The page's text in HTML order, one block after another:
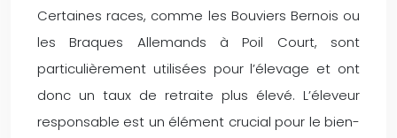
Certaines races, comme les Bouviers Bernois ou
les Braques Allemands à Poil Court, sont
particulièrement utilisées pour l’élevage et ont
donc un taux de retraite plus élevé. L’éleveur
responsable est un élément crucial pour le bien-